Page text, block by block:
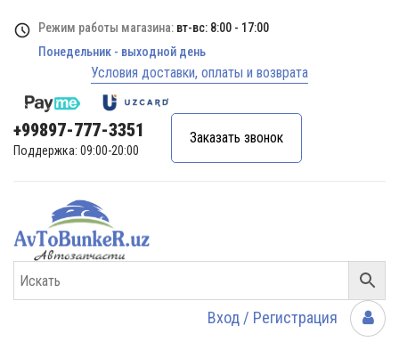
Режим работы магазина: вт-вс: 8:00 - 17:00
Понедельник - выходной день
Условия доставки, оплаты и возврата
+99897-777-3351
Поддержка: 09:00-20:00
Заказать звонок
Вход / Регистрация